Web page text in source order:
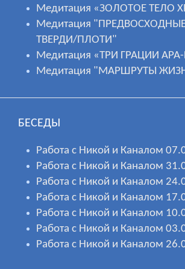
Медитация «ЗОЛОТОЕ ТЕЛО
Медитация
ТВЕРДИ/ПЛОТИ"
Медитация «ТРИ ГРАЦИИ
Медитация "МАРШРУТЫ
БЕСЕДЫ
Работа с Никой и Каналом
Работа с Никой и Каналом
Работа с Никой и Каналом
Работа с Никой и Каналом
Работа с Никой и Каналом
Работа с Никой и Каналом
Работа с Никой и Каналом